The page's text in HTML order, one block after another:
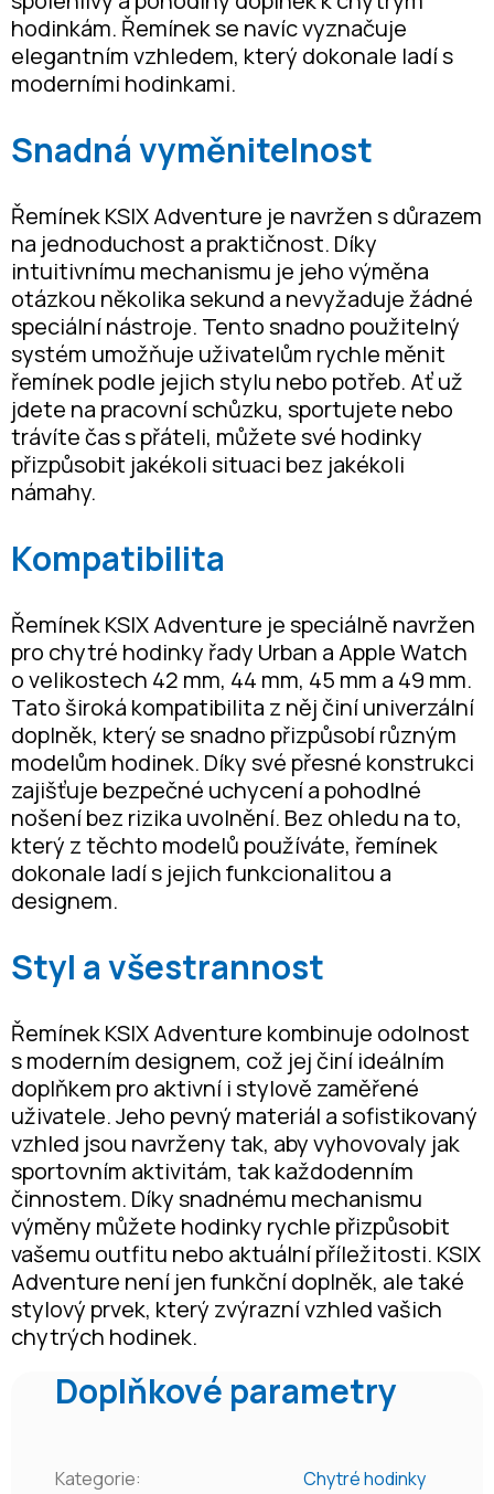
hodinkám. Řemínek se navíc vyznačuje
elegantním vzhledem, který dokonale ladí s
moderními hodinkami.
Snadná vyměnitelnost
Řemínek KSIX Adventure je navržen s důrazem
na jednoduchost a praktičnost. Díky
intuitivnímu mechanismu je jeho výměna
otázkou několika sekund a nevyžaduje žádné
speciální nástroje. Tento snadno použitelný
systém umožňuje uživatelům rychle měnit
řemínek podle jejich stylu nebo potřeb. Ať už
jdete na pracovní schůzku, sportujete nebo
trávíte čas s přáteli, můžete své hodinky
přizpůsobit jakékoli situaci bez jakékoli
námahy.
Kompatibilita
Řemínek KSIX Adventure je speciálně navržen
pro chytré hodinky řady Urban a Apple Watch
o velikostech 42 mm, 44 mm, 45 mm a 49 mm.
Tato široká kompatibilita z něj činí univerzální
doplněk, který se snadno přizpůsobí různým
modelům hodinek. Díky své přesné konstrukci
zajišťuje bezpečné uchycení a pohodlné
nošení bez rizika uvolnění. Bez ohledu na to,
který z těchto modelů používáte, řemínek
dokonale ladí s jejich funkcionalitou a
designem.
Styl a všestrannost
Řemínek KSIX Adventure kombinuje odolnost
s moderním designem, což jej činí ideálním
doplňkem pro aktivní i stylově zaměřené
uživatele. Jeho pevný materiál a sofistikovaný
vzhled jsou navrženy tak, aby vyhovovaly jak
sportovním aktivitám, tak každodenním
činnostem. Díky snadnému mechanismu
výměny můžete hodinky rychle přizpůsobit
vašemu outfitu nebo aktuální příležitosti. KSIX
Adventure není jen funkční doplněk, ale také
stylový prvek, který zvýrazní vzhled vašich
chytrých hodinek.
Doplňkové parametry
Kategorie:
Chytré hodinky